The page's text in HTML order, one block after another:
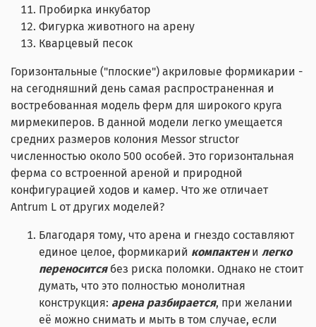
Пробирка инкубатор
Фигурка животного на арену
Кварцевый песок
Горизонтальные ("плоские") акриловые формикарии -
на сегодняшний день самая распространенная и
востребованная модель ферм для широкого круга
мирмекиперов. В данной модели легко умещается
средних размеров колония Messor structor
численностью около 500 особей. Это горизонтальная
ферма со встроенной ареной и природной
конфигурацией ходов и камер. Что же отличает
Antrum L от других моделей?
Благодаря тому, что арена и гнездо составляют
единое целое, формикарий компактен и легко
переносится без риска поломки. Однако не стоит
думать, что это полностью монолитная
конструкция: арена разбирается, при желании
её можно снимать и мыть в том случае, если